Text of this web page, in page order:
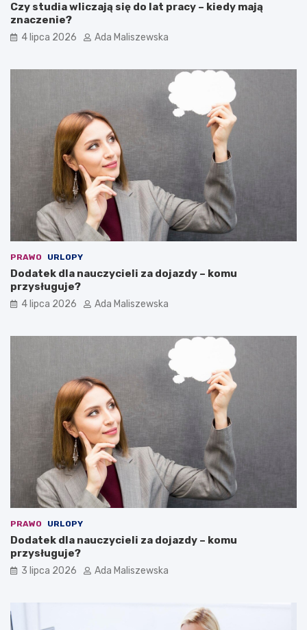
Czy studia wliczają się do lat pracy – kiedy mają
znaczenie?
4 lipca 2026 Ada Maliszewska
PRAWO URLOPY
Dodatek dla nauczycieli za dojazdy – komu
przysługuje?
4 lipca 2026 Ada Maliszewska
PRAWO URLOPY
Dodatek dla nauczycieli za dojazdy – komu
przysługuje?
3 lipca 2026 Ada Maliszewska